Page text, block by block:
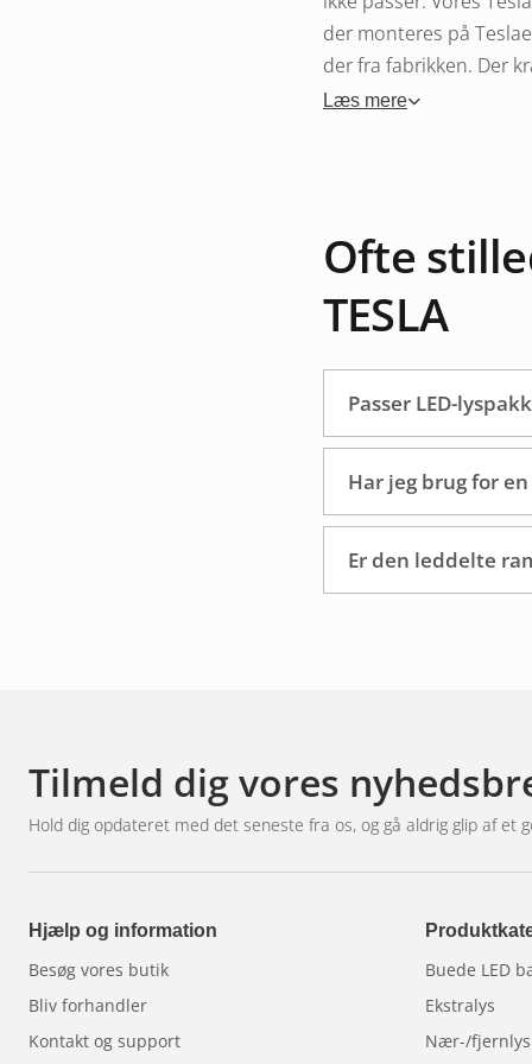
der monteres på
der fra fabrikken. Der
Pakkerne fås i både
Tesla har et
port og aflæser
bilens ledninger og
trinvise instruktioner.
Hvilken
Vil du undgå at skulle
værksted i nærheden
Læs mere
Ofte
TESLA
Passer LED-
Har jeg brug for
Er den leddelte
Tilmeld dig vores
Hold dig opdateret med det seneste fra os, og gå aldrig glip af et
Hjælp og information
Besøg vores butik
Bliv forhandler
Kontakt og support
Buede LED
Ekstralys
Nær-/fjernlys